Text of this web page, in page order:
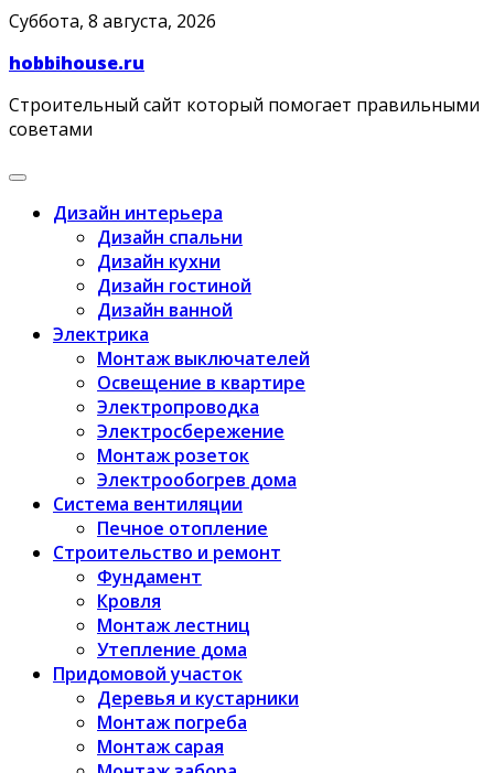
Skip
content
Суббота, 8 августа, 2026
hobbihouse.ru
Строительный сайт который помогает правильными
советами
Дизайн интерьера
Дизайн спальни
Дизайн кухни
Дизайн гостиной
Дизайн ванной
Электрика
Монтаж выключателей
Освещение в квартире
Электропроводка
Электросбережение
Монтаж розеток
Электрообогрев дома
Система вентиляции
Печное отопление
Строительство и ремонт
Фундамент
Кровля
Монтаж лестниц
Утепление дома
Придомовой участок
Деревья и кустарники
Монтаж погреба
Монтаж сарая